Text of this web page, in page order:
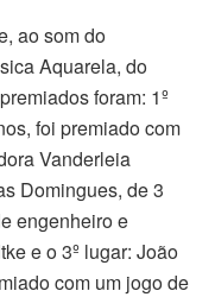
ao som do
Aquarela, do
foram: 1º
foi premiado com
Vanderleia
Domingues, de 3
engenheiro e
e o 3º lugar: João
com um jogo de